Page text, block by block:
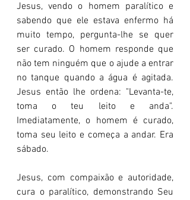
Jesus, vendo o homem paralítico e
sabendo que ele estava enfermo há
muito tempo, pergunta-lhe se quer
ser curado. O homem responde que
não tem ninguém que o ajude a entrar
no tanque quando a água é agitada.
Jesus então lhe ordena: "Levanta-te,
toma o teu leito e anda".
Imediatamente, o homem é curado,
toma seu leito e começa a andar. Era
sábado.
Jesus, com compaixão e autoridade,
cura o paralítico, demonstrando Seu